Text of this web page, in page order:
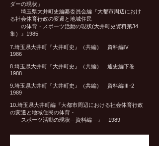
ダーの現状」
埼玉県大井町史編纂委員会編『大都市周辺におけ
る社会体育行政の変遷と地域住民
の体育・スポーツ活動の現状(大井町史資料第34
集）』1985​
7.埼玉県大井町『大井町史』（共編） 資料編Ⅳ
1986
8.埼玉県大井町『大井町史』（共編） 通史編下巻
1988
9.埼玉県大井町『大井町史』（共編） 資料編Ⅲ-2
1989
10.埼玉県大井町編『大都市周辺における社会体育行政
の変遷と地域住民の体育・
スポーツ活動の現状—資料編—』 1989